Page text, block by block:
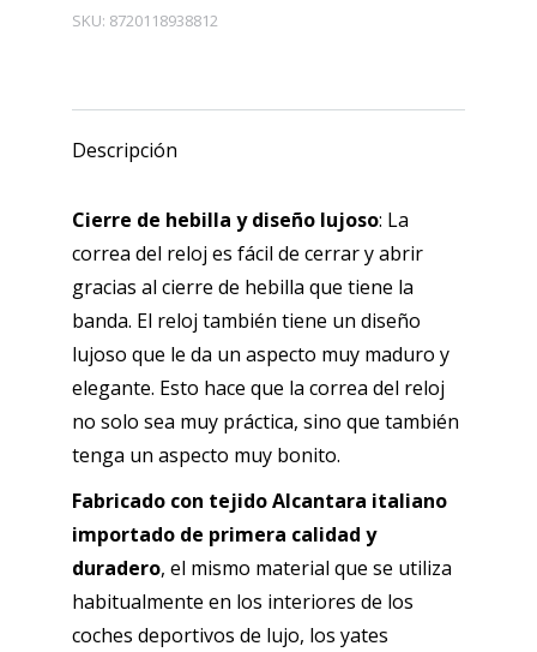
-
Apta
iWatch
y
45
mm
Azul
cantidad
SKU: 8720118938812
Descripción
Cierre de hebilla y diseño lujoso: La
correa del reloj es fácil de cerrar y abrir
gracias al cierre de hebilla que tiene la
banda. El reloj también tiene un diseño
lujoso que le da un aspecto muy maduro y
elegante. Esto hace que la correa del reloj
no solo sea muy práctica, sino que también
tenga un aspecto muy bonito.
Fabricado con tejido Alcantara italiano
importado de primera calidad y
duradero, el mismo material que se utiliza
habitualmente en los interiores de los
coches deportivos de lujo, los yates